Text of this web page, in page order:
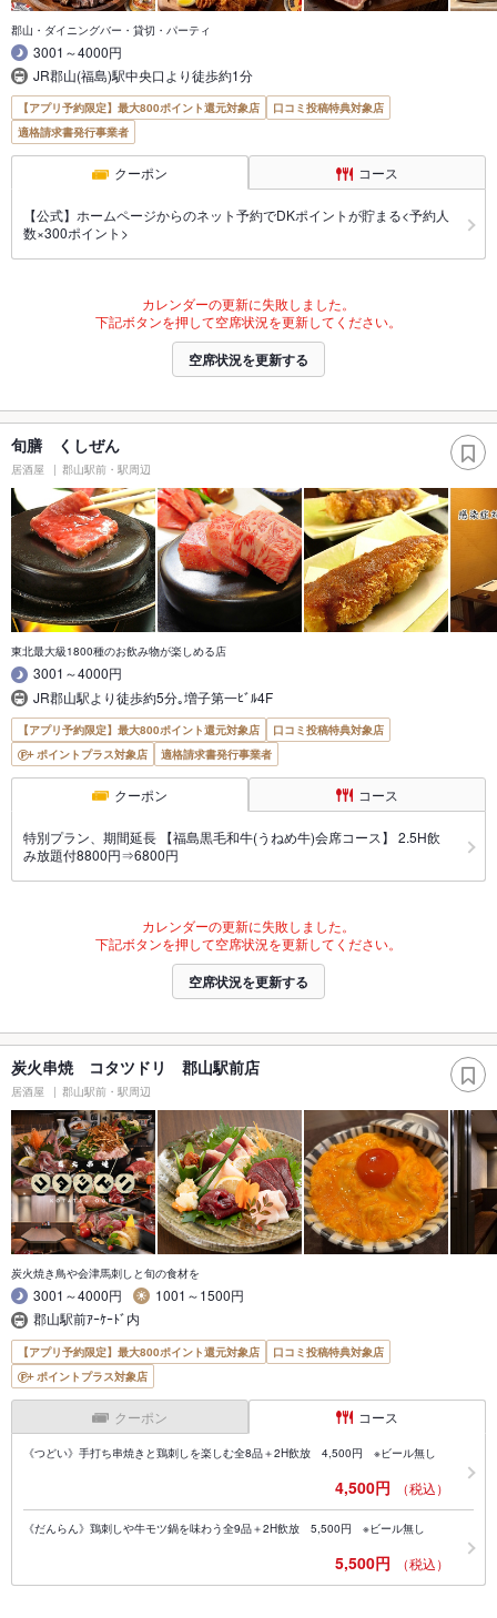
郡山・ダイニングバー・貸切・パーティ
3001～4000円
JR郡山(福島)駅中央口より徒歩約1分
【アプリ予約限定】最大800ポイント還元対象店
口コミ投稿特典対象店
適格請求書発行事業者
クーポン コース
【公式】ホームページからのネット予約でDKポイントが貯まる<予約人
数×300ポイント>
カレンダーの更新に失敗しました。
下記ボタンを押して空席状況を更新してください。
空席状況を更新する
旬膳 くしぜん
居酒屋 郡山駅前・駅周辺
東北最大級1800種のお飲み物が楽しめる店
3001～4000円
JR郡山駅より徒歩約5分｡増子第一ﾋﾞﾙ4F
【アプリ予約限定】最大800ポイント還元対象店
口コミ投稿特典対象店
ポイントプラス対象店
適格請求書発行事業者
クーポン コース
特別プラン、期間延長 【福島黒毛和牛(うねめ牛)会席コース】 2.5H飲
み放題付8800円⇒6800円
カレンダーの更新に失敗しました。
下記ボタンを押して空席状況を更新してください。
空席状況を更新する
炭火串焼 コタツドリ 郡山駅前店
居酒屋 郡山駅前・駅周辺
炭火焼き鳥や会津馬刺しと旬の食材を
3001～4000円
1001～1500円
郡山駅前ｱｰｹｰﾄﾞ内
【アプリ予約限定】最大800ポイント還元対象店
口コミ投稿特典対象店
ポイントプラス対象店
クーポン コース
《つどい》手打ち串焼きと鶏刺しを楽しむ全8品＋2H飲放 4,500円 ※ビール無し
4,500円 （税込）
《だんらん》鶏刺しや牛モツ鍋を味わう全9品＋2H飲放 5,500円 ※ビール無し
5,500円 （税込）